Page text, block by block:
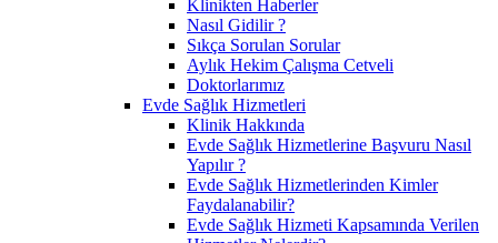
Klinikten Haberler
Nasıl Gidilir ?
Sıkça Sorulan Sorular
Aylık Hekim Çalışma Cetveli
Doktorlarımız
Evde Sağlık Hizmetleri
Klinik Hakkında
Evde Sağlık Hizmetlerine Başvuru Nasıl
Yapılır ?
Evde Sağlık Hizmetlerinden Kimler
Faydalanabilir?
Evde Sağlık Hizmeti Kapsamında Verilen